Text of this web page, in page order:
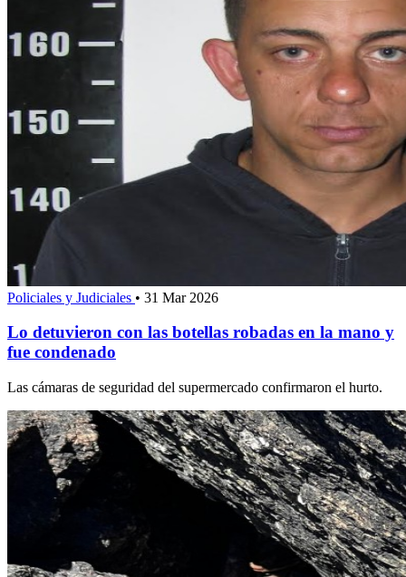
Policiales y Judiciales • 31 Mar 2026
Lo detuvieron con las botellas robadas en la mano y
fue condenado
Las cámaras de seguridad del supermercado confirmaron el hurto.